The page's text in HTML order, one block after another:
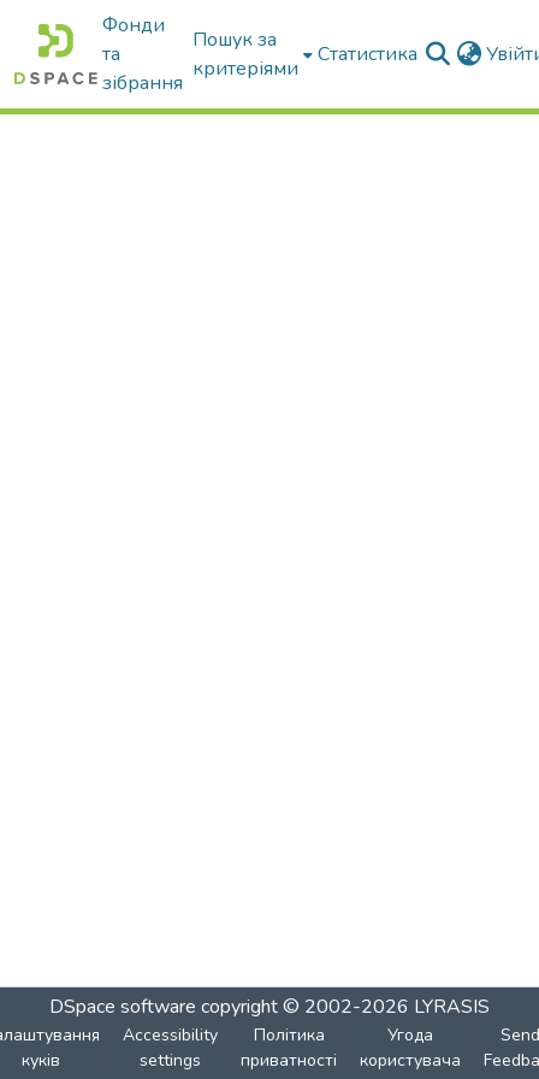
Фонди
та
зібрання
Пошук за
критеріями
Статистика
DSpace software copyright © 2002-2026 LYRASIS
куків
Accessibility
settings
Політика
приватності
Угода
користувача
Send